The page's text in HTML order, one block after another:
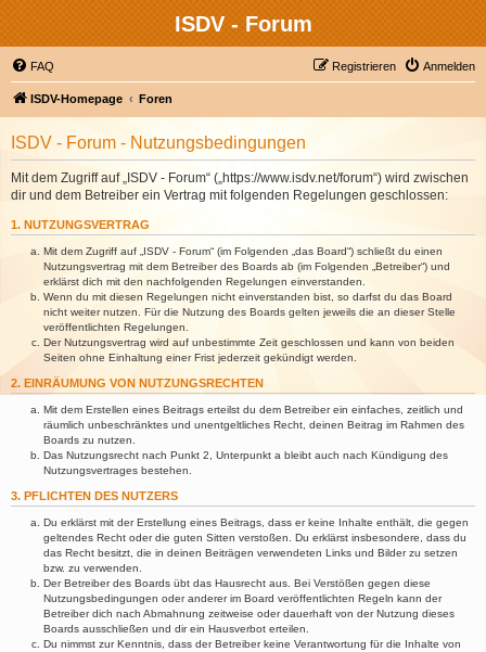
ISDV - Forum
FAQ Anmelden
Registrieren
ISDV-Homepage Foren
ISDV - Forum - Nutzungsbedingungen
Mit dem Zugriff auf „ISDV - Forum“ („https://www.isdv.net/forum“) wird zwischen
dir und dem Betreiber ein Vertrag mit folgenden Regelungen geschlossen:
1. NUTZUNGSVERTRAG
Mit dem Zugriff auf „ISDV - Forum“ (im Folgenden „das Board“) schließt du einen
Nutzungsvertrag mit dem Betreiber des Boards ab (im Folgenden „Betreiber“) und
erklärst dich mit den nachfolgenden Regelungen einverstanden.
Wenn du mit diesen Regelungen nicht einverstanden bist, so darfst du das Board
nicht weiter nutzen. Für die Nutzung des Boards gelten jeweils die an dieser Stelle
veröffentlichten Regelungen.
Der Nutzungsvertrag wird auf unbestimmte Zeit geschlossen und kann von beiden
Seiten ohne Einhaltung einer Frist jederzeit gekündigt werden.
2. EINRÄUMUNG VON NUTZUNGSRECHTEN
Mit dem Erstellen eines Beitrags erteilst du dem Betreiber ein einfaches, zeitlich und
räumlich unbeschränktes und unentgeltliches Recht, deinen Beitrag im Rahmen des
Boards zu nutzen.
Das Nutzungsrecht nach Punkt 2, Unterpunkt a bleibt auch nach Kündigung des
Nutzungsvertrages bestehen.
3. PFLICHTEN DES NUTZERS
Du erklärst mit der Erstellung eines Beitrags, dass er keine Inhalte enthält, die gegen
geltendes Recht oder die guten Sitten verstoßen. Du erklärst insbesondere, dass du
das Recht besitzt, die in deinen Beiträgen verwendeten Links und Bilder zu setzen
bzw. zu verwenden.
Der Betreiber des Boards übt das Hausrecht aus. Bei Verstößen gegen diese
Nutzungsbedingungen oder anderer im Board veröffentlichten Regeln kann der
Betreiber dich nach Abmahnung zeitweise oder dauerhaft von der Nutzung dieses
Boards ausschließen und dir ein Hausverbot erteilen.
Du nimmst zur Kenntnis, dass der Betreiber keine Verantwortung für die Inhalte von